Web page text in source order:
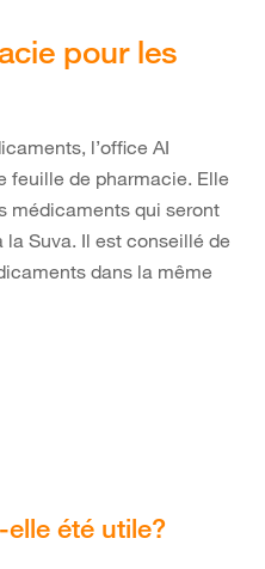
pour les
l’office AI
feuille de pharmacie. Elle
médicaments qui seront
Suva. Il est conseillé de
dans la même
été utile?